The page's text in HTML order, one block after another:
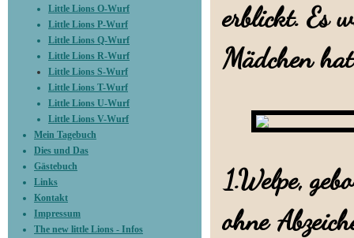
Little Lions O-Wurf
Little Lions P-Wurf
Little Lions Q-Wurf
Little Lions R-Wurf
Little Lions S-Wurf
Little Lions T-Wurf
Little Lions U-Wurf
Little Lions V-Wurf
Mein Tagebuch
Dies und Das
Gästebuch
Links
Kontakt
Impressum
The new little Lions - Infos
erblickt. Es
Mädchen
1.Welpe,
ohne